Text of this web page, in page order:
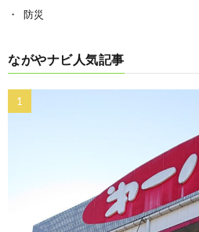
防災
ながやナビ人気記事